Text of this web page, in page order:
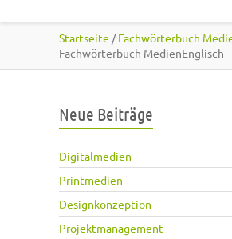
Startseite /Fachwörterbuch
Fachwörterbuch MedienEnglisch
Neue Beiträge
Digitalmedien
Printmedien
Designkonzeption
Projektmanagement